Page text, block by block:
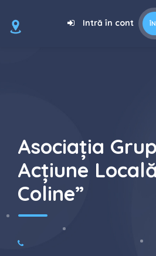
Intră în cont
Asociația
Acțiune
Coline”